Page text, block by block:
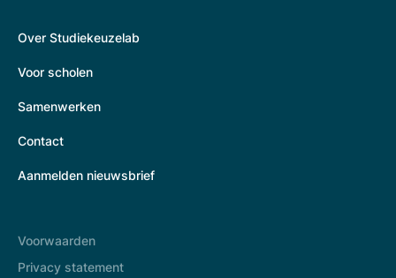
Over Studiekeuzelab
Voor scholen
Samenwerken
Contact
Aanmelden nieuwsbrief
Voorwaarden
Privacy statement